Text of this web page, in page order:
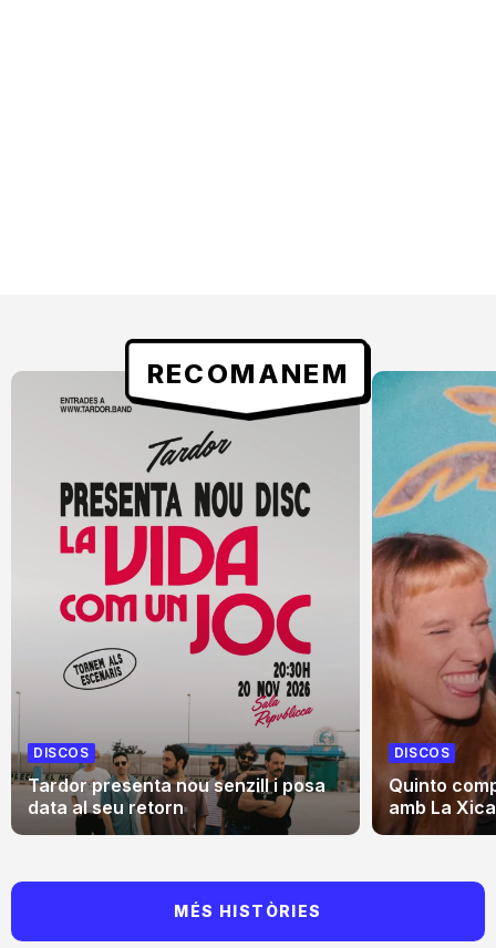
RECOMANEM
DISCOS
Tardor presenta nou senzill i posa
data al seu retorn
DISCOS
Quinto
amb La
MÉS HISTÒRIES